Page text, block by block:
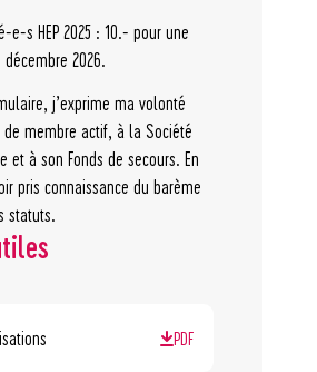
s HEP 2025 : 10.- pour une
2026.
j’exprime ma volonté
membre actif, à la Société
et à son Fonds de secours. En
pris connaissance du barème
statuts.
PDF